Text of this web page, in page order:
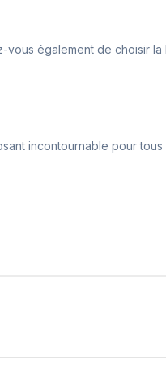
également de choisir
incontournable pour